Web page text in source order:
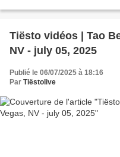
Tiësto vidéos | Tao
NV - july 05, 2025
Publié le 06/07/2025 à 18:16
Par Tiëstolive